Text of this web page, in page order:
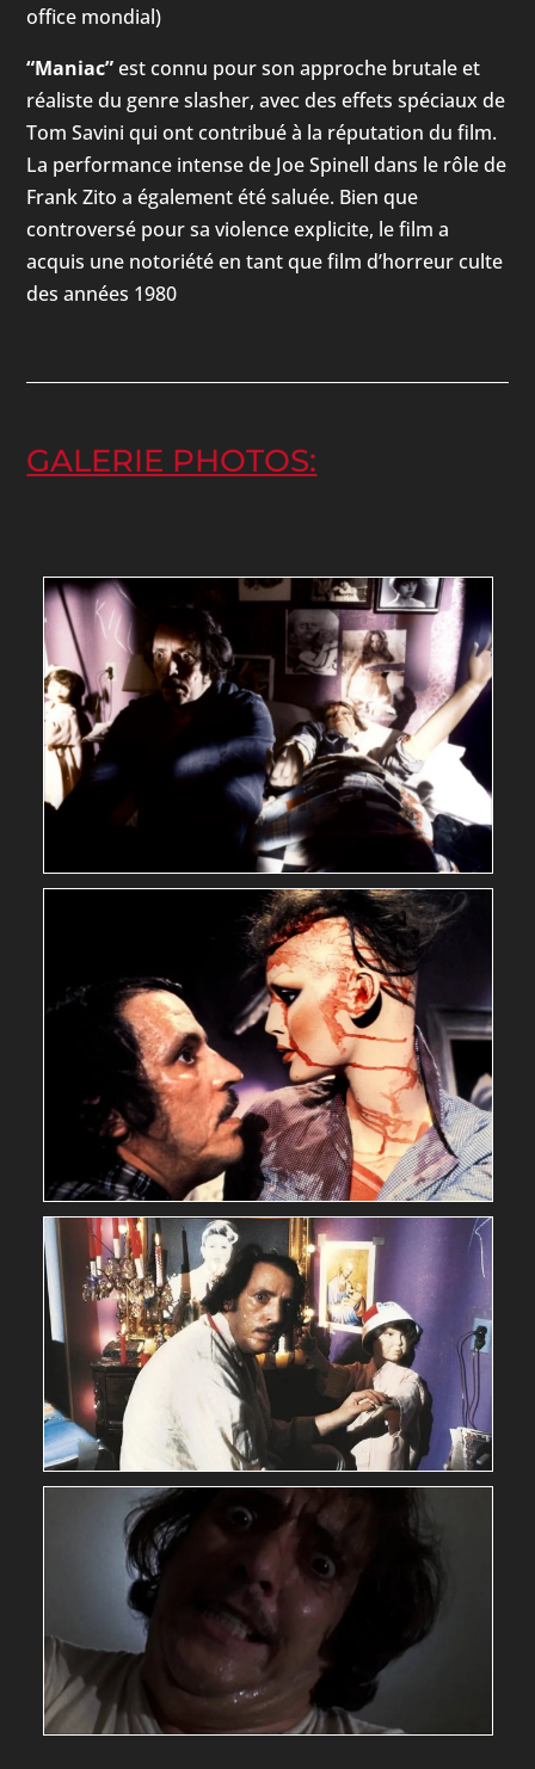
office mondial)
“Maniac”est connu pour son approche brutale et
réaliste du genre slasher, avec des effets spéciaux de
Tom Savini qui ont contribué à la réputation du film.
La performance intense de Joe Spinell dans le rôle de
Frank Zito a également été saluée. Bien que
controversé pour sa violence explicite, le film a
acquis une notoriété en tant que film d’horreur culte
des années 1980
GALERIE PHOTOS: